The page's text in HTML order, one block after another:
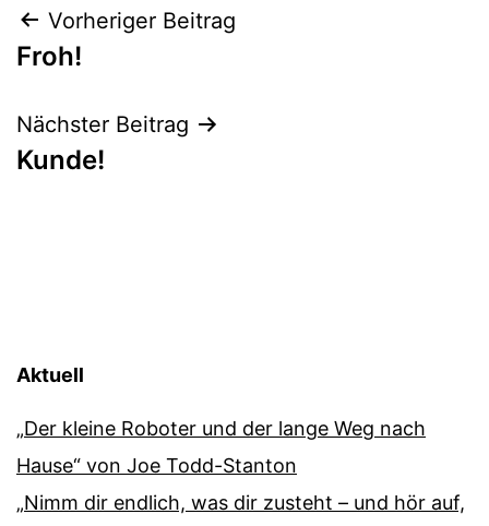
Beitragsnavigation
Vorheriger Beitrag
Froh!
Nächster Beitrag
Kunde!
Aktuell
„Der kleine Roboter und der lange Weg nach
Hause“ von Joe Todd-Stanton
„Nimm dir endlich, was dir zusteht – und hör auf,